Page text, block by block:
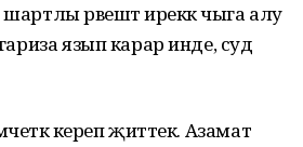
рәвештә иреккә чыга алу
язып карар инде, суд
кереп җиттек. Азамат